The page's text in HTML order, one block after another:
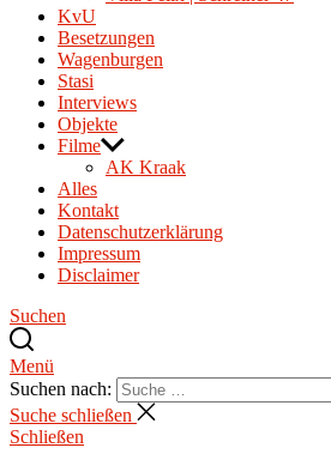
KvU
Besetzungen
Wagenburgen
Stasi
Interviews
Objekte
Filme
AK Kraak
Alles
Kontakt
Datenschutzerklärung
Impressum
Disclaimer
Suchen
Menü
Suchen nach:
Suche schließen
Schließen